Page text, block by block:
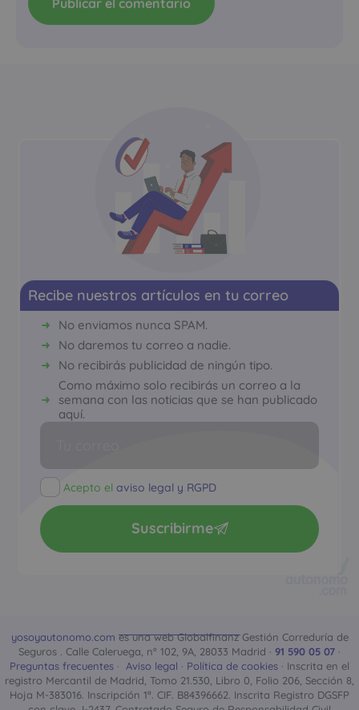
Recibe nuestros artículos en tu correo
No enviamos nunca SPAM.
No daremos tu correo a nadie.
No recibirás publicidad de ningún tipo.
Como máximo solo recibirás un correo a la
semana con las noticias que se han publicado
aquí.
Acepto elaviso legal y RGPD
Suscribirme
yosoyautonomo.com es una web Globalfinanz Gestión Correduría de
Seguros . Calle Caleruega, nº 102, 9A, 28033 Madrid · 91 590 05 07 ·
Preguntas frecuentes · Aviso legal · Política de cookies · Inscrita en el
registro Mercantil de Madrid, Tomo 21.530, Libro 0, Folio 206, Sección 8,
Hoja M-383016. Inscripción 1ª. CIF. B84396662. Inscrita Registro DGSFP